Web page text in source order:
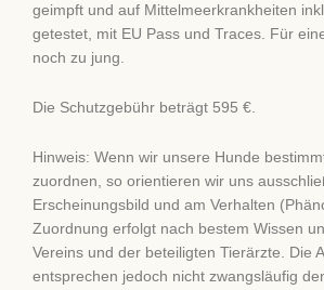
geimpft und auf Mittelmeerkrankheiten
getestet, mit EU Pass und Traces. Für
noch zu jung.
Die Schutzgebühr beträgt 595 €.
Hinweis: Wenn wir unsere Hunde
zuordnen, so orientieren wir uns
Erscheinungsbild und am Verhalten
Zuordnung erfolgt nach bestem Wissen
Vereins und der beteiligten Tierärzte. Die
entsprechen jedoch nicht zwangsläufig